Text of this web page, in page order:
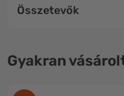
Összetevők
Gyakran